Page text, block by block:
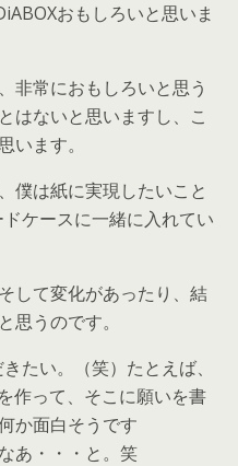
おもしろいと思いま
非常におもしろいと思う
はないと思いますし、こ
います。
僕は紙に実現したいこと
ケースに一緒に入れてい
して変化があったり、結
思うのです。
たい。（笑）たとえば、
作って、そこに願いを書
か面白そうです
あ・・・と。笑